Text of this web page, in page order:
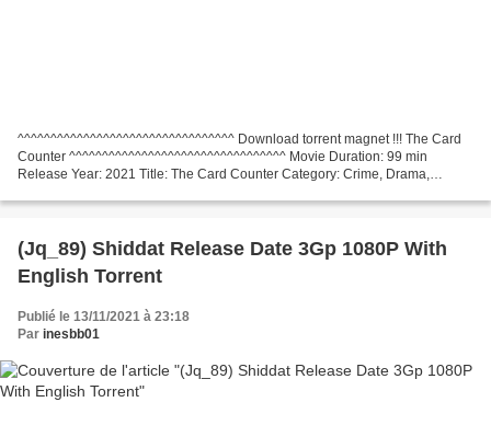
^^^^^^^^^^^^^^^^^^^^^^^^^^^^^^^^^ Download torrent magnet !!! The Card
Counter ^^^^^^^^^^^^^^^^^^^^^^^^^^^^^^^^^ Movie Duration: 99 min
Release Year: 2021 Title: The Card Counter Category: Crime, Drama,
(Jq_89) Shiddat Release Date 3Gp 1080P With
English Torrent
Publié le 13/11/2021 à 23:18
Par inesbb01